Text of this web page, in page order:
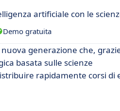
artificiale con le
Demo gratuita
generazione che,
basata sulle scienze
rapidamente corsi di